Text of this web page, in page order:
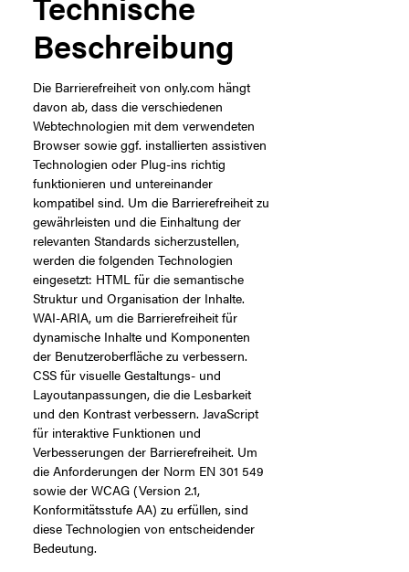
Beschreibung
Die Barrierefreiheit von only.com hängt
davon ab, dass die verschiedenen
Webtechnologien mit dem verwendeten
Browser sowie ggf. installierten assistiven
Technologien oder Plug-ins richtig
funktionieren und untereinander
kompatibel sind. Um die Barrierefreiheit zu
gewährleisten und die Einhaltung der
relevanten Standards sicherzustellen,
werden die folgenden Technologien
eingesetzt: HTML für die semantische
Struktur und Organisation der Inhalte.
WAI-ARIA, um die Barrierefreiheit für
dynamische Inhalte und Komponenten
der Benutzeroberfläche zu verbessern.
CSS für visuelle Gestaltungs- und
Layoutanpassungen, die die Lesbarkeit
und den Kontrast verbessern. JavaScript
für interaktive Funktionen und
Verbesserungen der Barrierefreiheit. Um
die Anforderungen der Norm EN 301 549
sowie der WCAG (Version 2.1,
Konformitätsstufe AA) zu erfüllen, sind
diese Technologien von entscheidender
Bedeutung.